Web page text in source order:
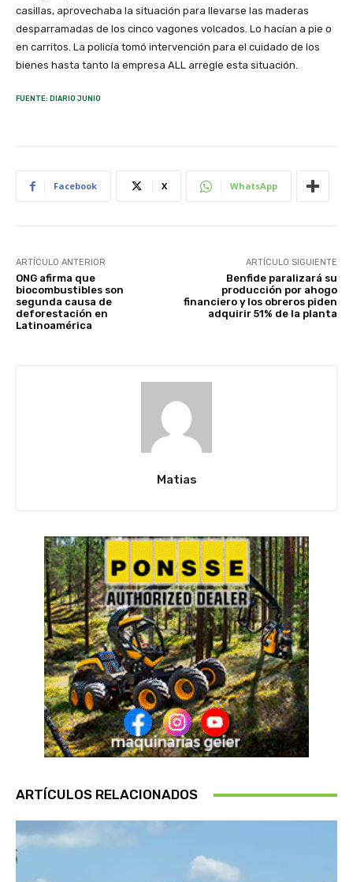
casillas, aprovechaba la situación para llevarse las maderas
desparramadas de los cinco vagones volcados. Lo hacían a pie o
en carritos. La policía tomó intervención para el cuidado de los
bienes hasta tanto la empresa ALL arregle esta situación.
FUENTE: DIARIO JUNIO
Facebook X WhatsApp
ARTÍCULO ANTERIOR
ONG afirma que
biocombustibles son
segunda causa de
deforestación en
Latinoamérica
ARTÍCULO SIGUIENTE
Benfide paralizará su
producción por ahogo
financiero y los obreros piden
adquirir 51% de la planta
Matias
ARTÍCULOS RELACIONADOS